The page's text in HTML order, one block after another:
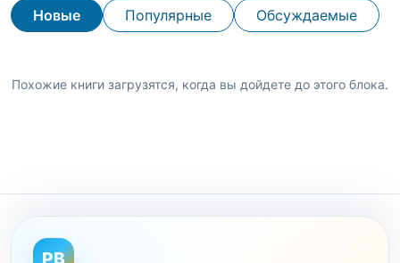
Новые Популярные Обсуждаемые
Похожие книги загрузятся, когда вы дойдете до этого блока.
PB